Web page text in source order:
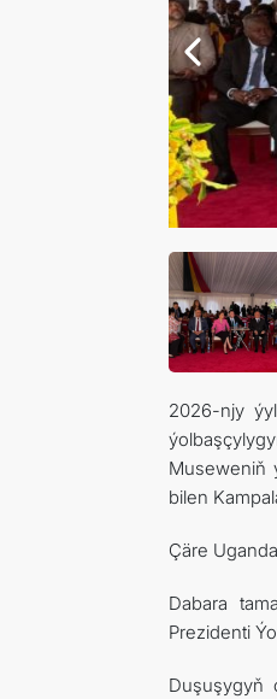
2026-njy
Museweniň
bilen
Çäre
Dabara
Prezidenti
Duşuşygyň